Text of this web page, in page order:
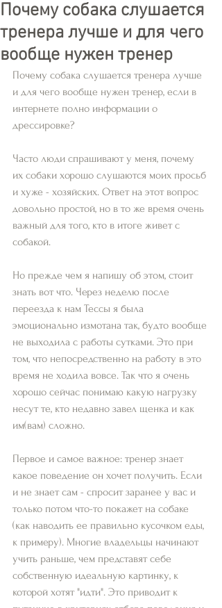
Почему собака слушается
тренера лучше и для чего
вообще нужен тренер
Почему собака слушается тренера лучше
и для чего вообще нужен тренер, если в
интернете полно информации о
дрессировке?
Часто люди спрашивают у меня, почему
их собаки хорошо слушаются моих просьб
и хуже - хозяйских. Ответ на этот вопрос
довольно простой, но в то же время очень
важный для того, кто в итоге живет с
собакой.
Но прежде чем я напишу об этом, стоит
знать вот что. Через неделю после
переезда к нам Тессы я была
эмоционально измотана так, будто вообще
не выходила с работы сутками. Это при
том, что непосредственно на работу в это
время не ходила вовсе. Так что я очень
хорошо сейчас понимаю какую нагрузку
несут те, кто недавно завел щенка и как
им(вам) сложно.
Первое и самое важное: тренер знает
какое поведение он хочет получить. Если
и не знает сам - спросит заранее у вас и
только потом что-то покажет на собаке
(как наводить ее правильно кусочком еды,
к примеру). Многие владельцы начинают
учить раньше, чем представят себе
собственную идеальную картинку, к
которой хотят "идти". Это приводит к